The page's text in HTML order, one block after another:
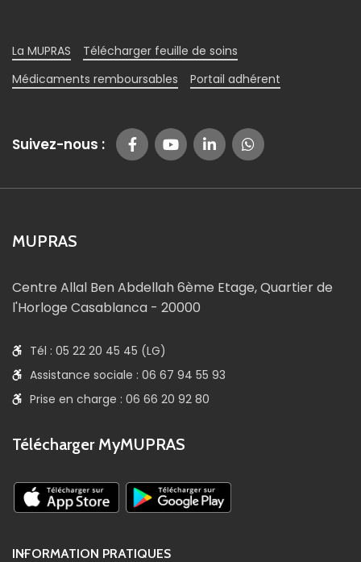
La MUPRAS
Télécharger feuille de soins
Médicaments remboursables
Portail adhérent
Suivez-nous :
MUPRAS
Centre Allal Ben Abdellah 6ème Etage, Quartier de
l'Horloge Casablanca - 20000
Tél : 05 22 20 45 45 (LG)
Assistance sociale : 06 67 94 55 93
Prise en charge : 06 66 20 92 80
Télécharger MyMUPRAS
INFORMATION PRATIQUES